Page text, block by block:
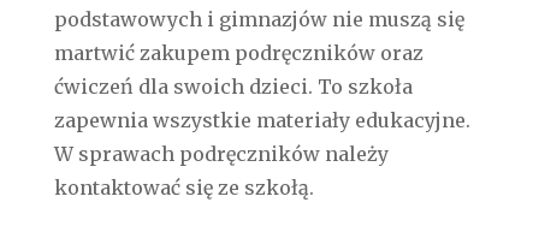
podstawowych i gimnazjów nie muszą się
martwić zakupem podręczników oraz
ćwiczeń dla swoich dzieci. To szkoła
zapewnia wszystkie materiały edukacyjne.
W sprawach podręczników należy
kontaktować się ze szkołą.